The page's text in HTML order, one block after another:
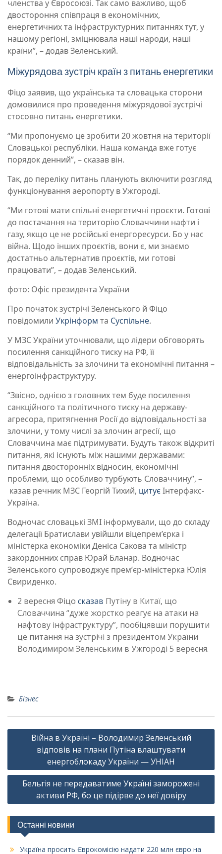
членства у Євросоюзі. Так само важливо, щоб
двостороння співпраця в економічних,
енергетичних та інфраструктурних питаннях тут, у
нашому регіоні, зміцнювала наші народи, наші
країни”, – додав Зеленський.
Міжурядова зустріч країн з питань енергетики
Фіцо заявив, що українська та словацька сторони
домовилися про проведення міжурядової зустрічі
стосовно питань енергетики.
“Ми пропонуємо це зробити 20 жовтня на території
Словацької республіки. Наша команда вже готує
порядок денний”, – сказав він.
Так, до переліку питань планують включити розгляд
функціонування аеропорту в Ужгороді.
“Ми готові мати спільні енергетичні проєкти. Готові
до постачання на територію Словаччини нафти і
газу, якщо це не російські енергоресурси. Бо у нас
війна. Щодо інших проєктів, вони є, ми знаємо
достатньо альтернатив проєктів, ми готові
працювати”, – додав Зеленський.
фото: Офіс президента України
Про початок зустрічі Зеленського й Фіцо
повідомили Укрінформ та Суспільне.
У МЗС України уточнювали, що лідери обговорять
посилення санкційного тиску на РФ, її
відповідальність за злочини та економічні питання –
енергоінфраструктуру.
“Звісно, однією з головних тем буде посилення
санкційного та політичного тиску на державу-
агресора, притягнення Росії до відповідальності за
злочини, у тому числі за злочин агресії, що
Словаччина має підтримувати. Будуть також відкриті
питання, які існують між нашими державами:
питання двосторонніх відносин, економічні
проблеми, що особливо турбують Словаччину”, –
казав речник МЗС Георгій Тихий, цитуєІнтерфакс-
Україна.
Водночас словацькі ЗМІ інформували, що до складу
делегації Братислави увійшли віцепрем’єрка і
міністерка економіки Деніса Сакова та міністр
закордонних справ Юрай Бланар. Водночас
Зеленського супроводжує премʼєр-міністерка Юлія
Свириденко.
2 вересня Фіцо сказав Путіну в Китаї, що
Словаччина “дуже жорстко реагує на атаки на
нафтову інфраструктуру”, пообіцявши порушити
це питання на зустрічі з президентом України
Володимиром Зеленським в Ужгороді 5 вересня.
Бізнес
Навігація
записів
Війна в Україні – Володимир Зеленський
відповів на плани Путіна влаштувати
енергоблокаду України — УНІАН
Бельгія не передаватиме Україні заморожені
активи РФ, бо це підірве до неї довіру
Останні новини
Україна просить Єврокомісію надати 220 млн євро на